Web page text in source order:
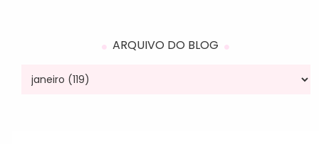
ARQUIVO DO BLOG